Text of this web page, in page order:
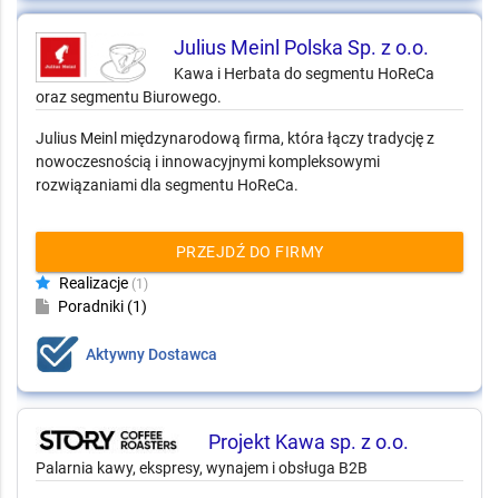
Julius Meinl Polska Sp. z o.o.
Kawa i Herbata do segmentu HoReCa
oraz segmentu Biurowego.
Julius Meinl międzynarodową firma, która łączy tradycję z
nowoczesnością i innowacyjnymi kompleksowymi
rozwiązaniami dla segmentu HoReCa.
Poradniki (1)
Aktywny Dostawca
Projekt Kawa sp. z o.o.